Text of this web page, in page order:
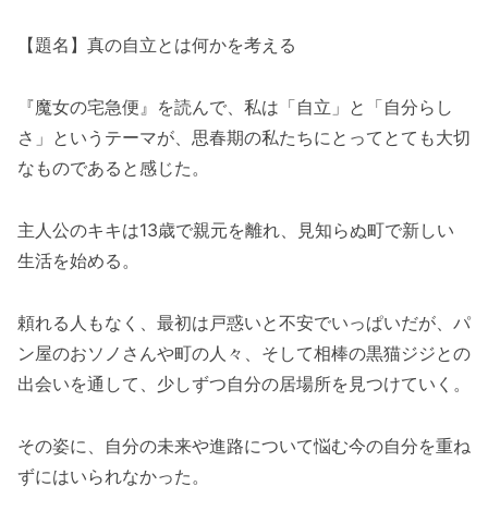
【題名】真の自立とは何かを考える
『魔女の宅急便』を読んで、私は「自立」と「自分らし
さ」というテーマが、思春期の私たちにとってとても大切
なものであると感じた。
主人公のキキは13歳で親元を離れ、見知らぬ町で新しい
生活を始める。
頼れる人もなく、最初は戸惑いと不安でいっぱいだが、パ
ン屋のおソノさんや町の人々、そして相棒の黒猫ジジとの
出会いを通して、少しずつ自分の居場所を見つけていく。
その姿に、自分の未来や進路について悩む今の自分を重ね
ずにはいられなかった。